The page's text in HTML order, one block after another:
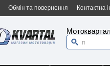
Обмін та повернення Контактна